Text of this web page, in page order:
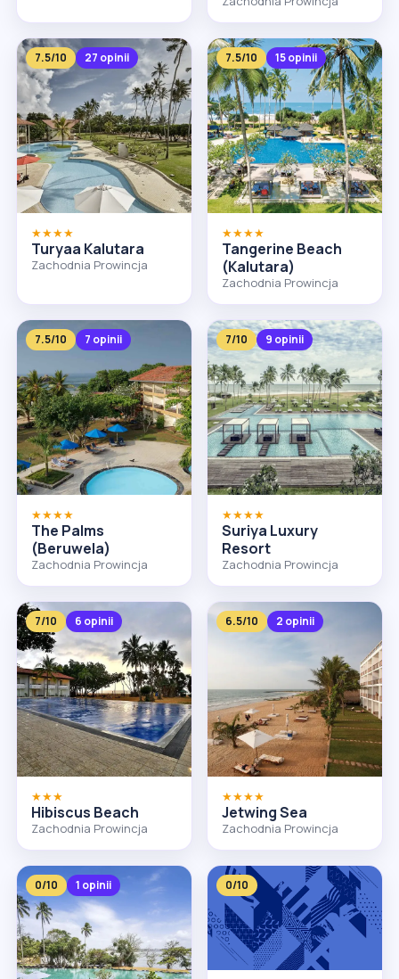
7.5/10 27 opinii
★★★★
Turyaa Kalutara
Zachodnia Prowincja
7.5/10 15 opinii
★★★★
Tangerine Beach
(Kalutara)
Zachodnia Prowincja
7.5/10 7 opinii
★★★★
The Palms
(Beruwela)
Zachodnia Prowincja
7/10 9 opinii
★★★★
Suriya Luxury
Resort
Zachodnia Prowincja
7/10 6 opinii
★★★
Hibiscus Beach
Zachodnia Prowincja
6.5/10 2 opinii
★★★★
Jetwing Sea
Zachodnia Prowincja
0/10 1 opinii 0/10